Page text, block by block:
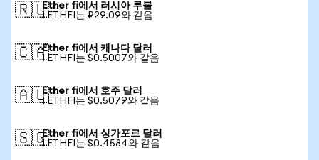
🇷🇺Ether fi에서 러시아 루블
1 ETHFI는 ₽29.09와 같음
🇨🇦Ether fi에서 캐나다 달러
1 ETHFI는 $0.5007와 같음
🇦🇺Ether fi에서 호주 달러
1 ETHFI는 $0.5079와 같음
🇸🇬Ether fi에서 싱가포르 달러
1 ETHFI는 $0.4584와 같음